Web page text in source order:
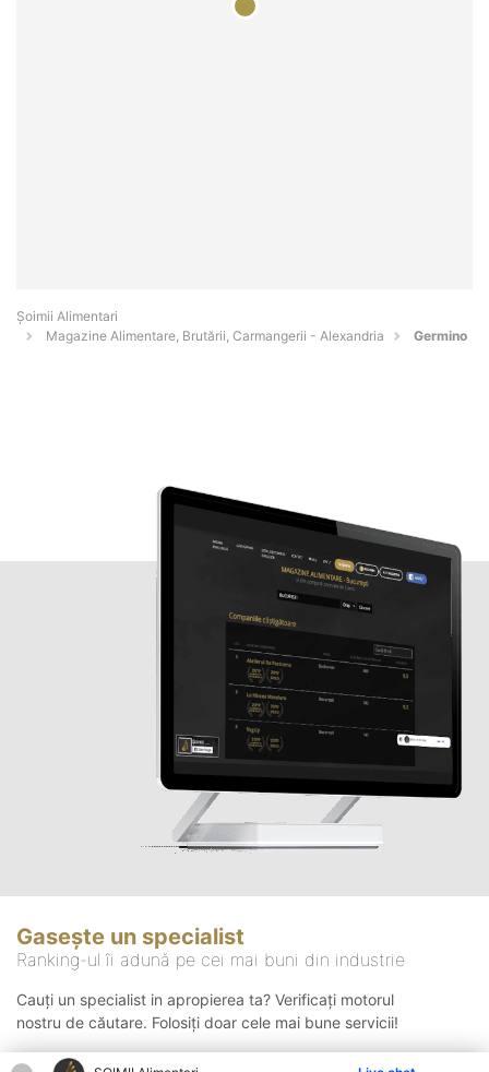
Şoimii Alimentari
Magazine Alimentare, Brutării, Carmangerii - Alexandria
Germino
Gasește un specialist
Ranking-ul îi adună pe cei mai buni din industrie
Cauți un specialist in apropierea ta? Verificați motorul
nostru de căutare. Folosiți doar cele mai bune servicii!